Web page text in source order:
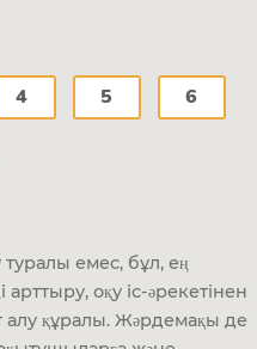
4 5 6
емес, бұл, ең
оқу іс-әрекетінен
алу құралы. Жәрдемақы де